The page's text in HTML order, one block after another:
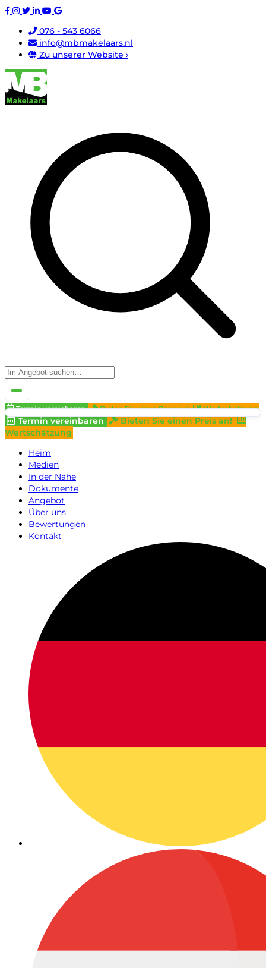
076 - 543 6066
info@mbmakelaars.nl
Zu unserer Website ›
Termin vereinbaren Bieten Sie einen Preis an! Wertschätzung
Termin vereinbaren
Bieten Sie einen Preis an!
Wertschätzung
Heim
Medien
In der Nähe
Dokumente
Angebot
Über uns
Bewertungen
Kontakt